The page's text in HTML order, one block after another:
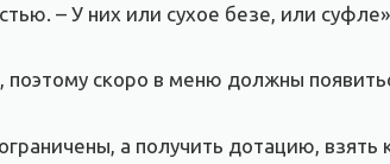
– У них или сухое безе, или суфле».
скоро в меню должны
а получить дотацию, взять